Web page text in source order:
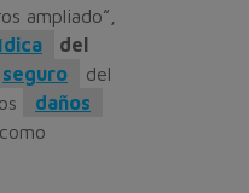
ampliado”,
del
seguro
del
daños